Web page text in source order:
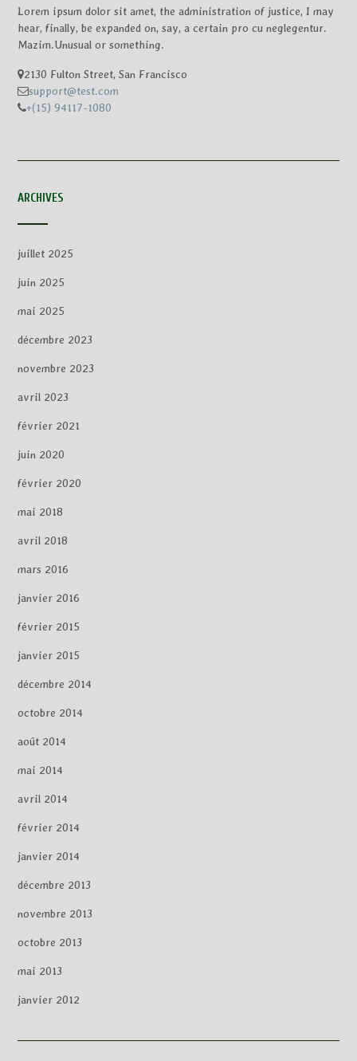
Lorem ipsum dolor sit amet, the administration of justice, I may
hear, finally, be expanded on, say, a certain pro cu neglegentur.
Mazim.Unusual or something.
2130 Fulton Street, San Francisco
support@test.com
+(15) 94117-1080
ARCHIVES
juillet 2025
juin 2025
mai 2025
décembre 2023
novembre 2023
avril 2023
février 2021
juin 2020
février 2020
mai 2018
avril 2018
mars 2016
janvier 2016
février 2015
janvier 2015
décembre 2014
octobre 2014
août 2014
mai 2014
avril 2014
février 2014
janvier 2014
décembre 2013
novembre 2013
octobre 2013
mai 2013
janvier 2012